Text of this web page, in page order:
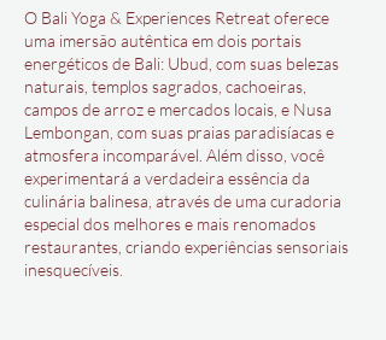
O Bali Yoga & Experiences Retreat oferece
uma imersão autêntica em dois portais
energéticos de Bali: Ubud, com suas belezas
naturais, templos sagrados, cachoeiras,
campos de arroz e mercados locais, e Nusa
Lembongan, com suas praias paradisíacas e
atmosfera incomparável. Além disso, você
experimentará a verdadeira essência da
culinária balinesa, através de uma curadoria
especial dos melhores e mais renomados
restaurantes, criando experiências sensoriais
inesquecíveis.